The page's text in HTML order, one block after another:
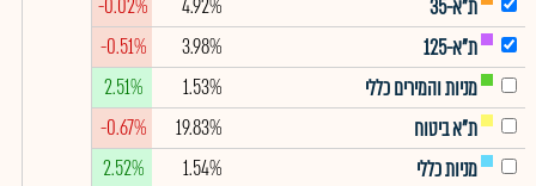
ת"א-35
4.92%
-0.02%
ת"א-125
3.98%
-0.51%
מניות והמירים כללי
1.53%
2.51%
ת"א ביטוח
19.83%
-0.67%
מניות כללי
1.54%
2.52%